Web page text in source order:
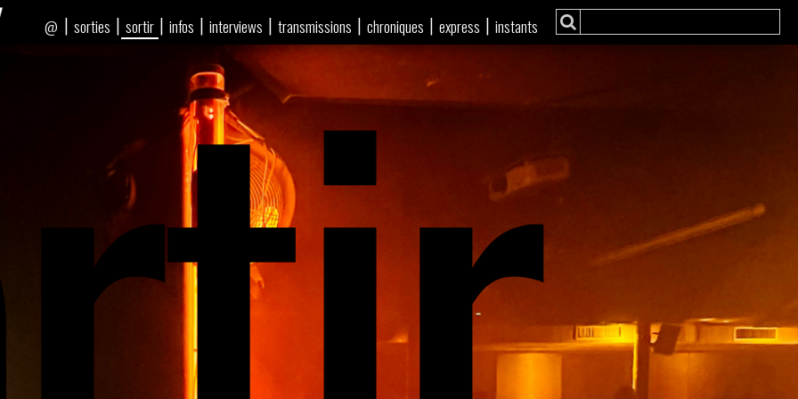
| sorties | sortir | infos | interviews | transmissions | chroniques | express | instants
@